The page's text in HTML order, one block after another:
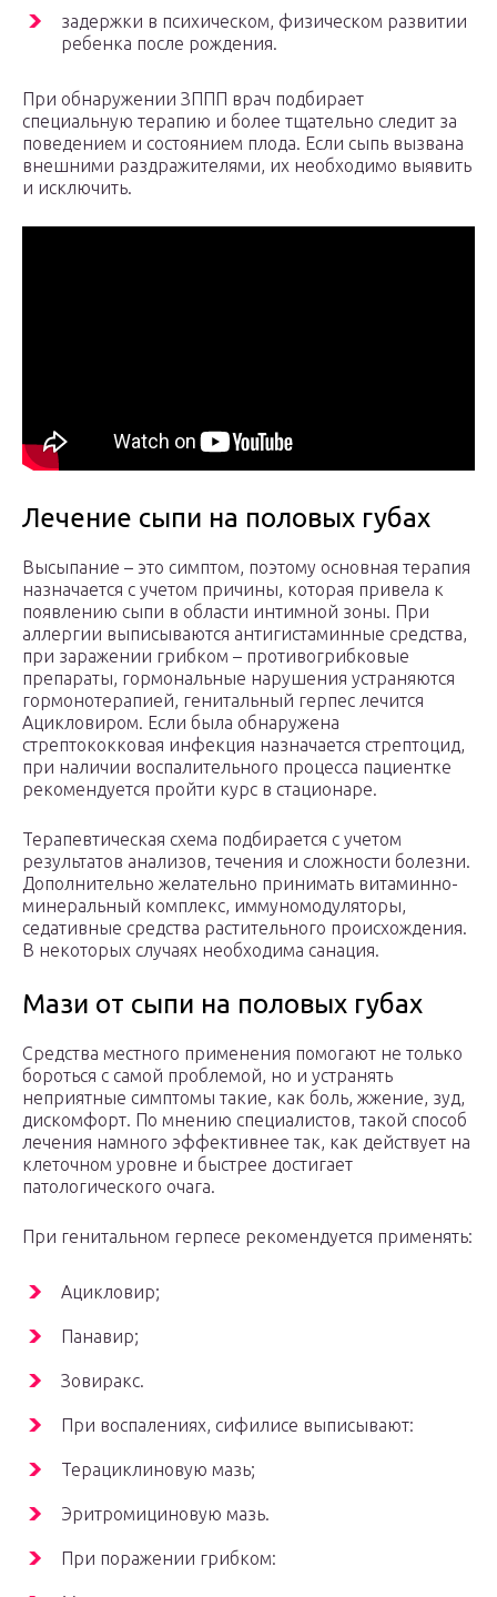
задержки в психическом, физическом развитии
ребенка после рождения.
При обнаружении ЗППП врач подбирает
специальную терапию и более тщательно следит за
поведением и состоянием плода. Если сыпь вызвана
внешними раздражителями, их необходимо выявить
и исключить.
Лечение сыпи на половых губах
Высыпание – это симптом, поэтому основная терапия
назначается с учетом причины, которая привела к
появлению сыпи в области интимной зоны. При
аллергии выписываются антигистаминные средства,
при заражении грибком – противогрибковые
препараты, гормональные нарушения устраняются
гормонотерапией, генитальный герпес лечится
Ацикловиром. Если была обнаружена
стрептококковая инфекция назначается стрептоцид,
при наличии воспалительного процесса пациентке
рекомендуется пройти курс в стационаре.
Терапевтическая схема подбирается с учетом
результатов анализов, течения и сложности болезни.
Дополнительно желательно принимать витаминно-
минеральный комплекс, иммуномодуляторы,
седативные средства растительного происхождения.
В некоторых случаях необходима санация.
Мази от сыпи на половых губах
Средства местного применения помогают не только
бороться с самой проблемой, но и устранять
неприятные симптомы такие, как боль, жжение, зуд,
дискомфорт. По мнению специалистов, такой способ
лечения намного эффективнее так, как действует на
клеточном уровне и быстрее достигает
патологического очага.
При генитальном герпесе рекомендуется применять:
Ацикловир;
Панавир;
Зовиракс.
При воспалениях, сифилисе выписывают:
Терациклиновую мазь;
Эритромициновую мазь.
При поражении грибком: